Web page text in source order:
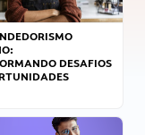
DESAFIOS